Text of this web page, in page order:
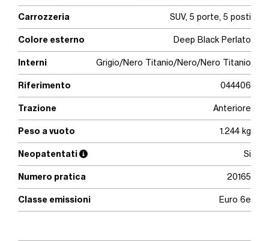
Carrozzeria SUV, 5 porte, 5 posti
Colore esterno Deep Black Perlato
Interni Grigio/Nero Titanio/Nero/Nero Titanio
Riferimento 044406
Trazione Anteriore
Peso a vuoto 1.244 kg
Neopatentati Si
Numero pratica 20165
Classe emissioni Euro 6e